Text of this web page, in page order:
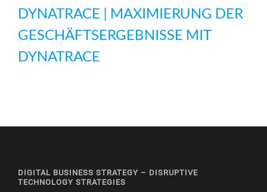
DYNATRACE | MAXIMIERUNG DER
GESCHÄFTSERGEBNISSE MIT
DYNATRACE
DIGITAL BUSINESS STRATEGY – DISRUPTIVE
TECHNOLOGY STRATEGIES